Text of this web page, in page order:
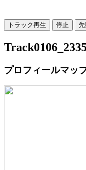
プロフィールマッ